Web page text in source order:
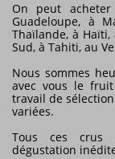
On peut
Guadeloupe, à
Thaïlande, à
Sud, à Tahiti, au
Nous sommes
avec vous le
travail de
variées.
Tous ces crus
dégustation